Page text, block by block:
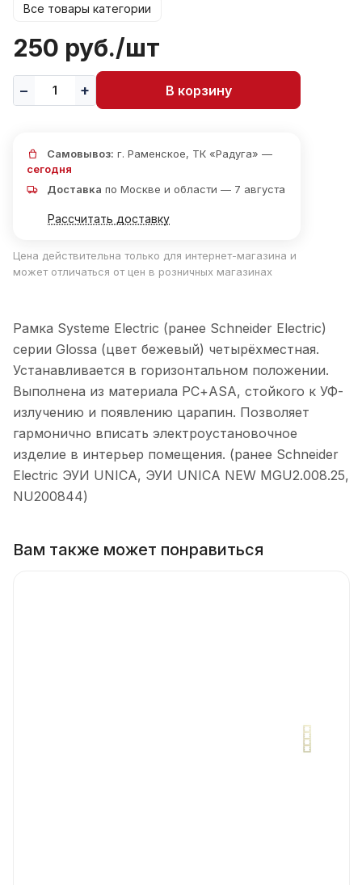
Все товары категории
250 руб./шт
В корзину
Самовывоз: г. Раменское, ТК «Радуга» —
сегодня
Доставка по Москве и области — 7 августа
Рассчитать доставку
Цена действительна только для интернет-магазина и
может отличаться от цен в розничных магазинах
Рамка Systeme Electric (ранее Schneider Electric)
серии Glossa (цвет бежевый) четырёхместная.
Устанавливается в горизонтальном положении.
Выполнена из материала PС+ASA, стойкого к УФ-
излучению и появлению царапин. Позволяет
гармонично вписать электроустановочное
изделие в интерьер помещения. (ранее Schneider
Electric ЭУИ UNICA, ЭУИ UNICA NEW MGU2.008.25,
NU200844)
Вам также может понравиться